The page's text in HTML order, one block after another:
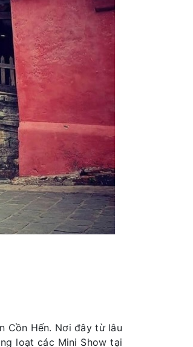
Cồn Hến. Nơi đây từ lâu
loạt các Mini Show tại